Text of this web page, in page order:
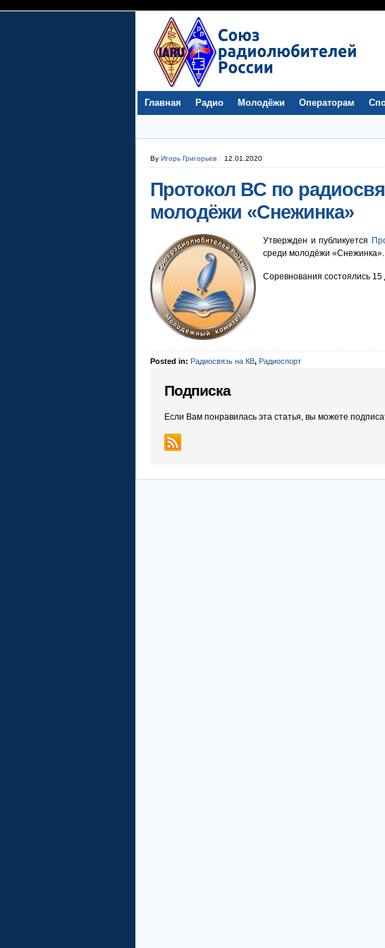
Главная Радио Молодёжи Операторам
By Игорь Григорьев 12.01.2020
Протокол ВС по
молодёжи «Снежинка»
Утвержден и публикуется
среди молодёжи «Снежинка».
Соревнования состоялись 15
Posted in: Радиосвязь на КВ, Радиоспорт
Подписка
Если Вам понравилась эта статья, вы можете